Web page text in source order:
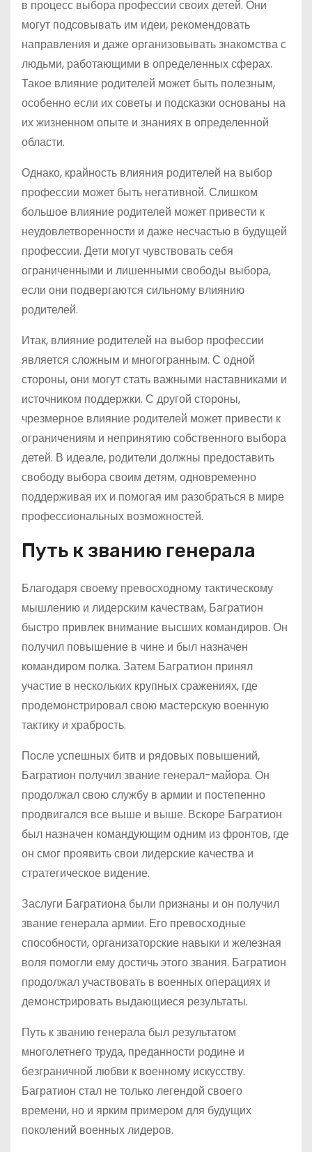
в процесс выбора профессии своих детей. Они
могут подсовывать им идеи, рекомендовать
направления и даже организовывать знакомства с
людьми, работающими в определенных сферах.
Такое влияние родителей может быть полезным,
особенно если их советы и подсказки основаны на
их жизненном опыте и знаниях в определенной
области.
Однако, крайность влияния родителей на выбор
профессии может быть негативной. Слишком
большое влияние родителей может привести к
неудовлетворенности и даже несчастью в будущей
профессии. Дети могут чувствовать себя
ограниченными и лишенными свободы выбора,
если они подвергаются сильному влиянию
родителей.
Итак, влияние родителей на выбор профессии
является сложным и многогранным. С одной
стороны, они могут стать важными наставниками и
источником поддержки. С другой стороны,
чрезмерное влияние родителей может привести к
ограничениям и непринятию собственного выбора
детей. В идеале, родители должны предоставить
свободу выбора своим детям, одновременно
поддерживая их и помогая им разобраться в мире
профессиональных возможностей.
Путь к званию генерала
Благодаря своему превосходному тактическому
мышлению и лидерским качествам, Багратион
быстро привлек внимание высших командиров. Он
получил повышение в чине и был назначен
командиром полка. Затем Багратион принял
участие в нескольких крупных сражениях, где
продемонстрировал свою мастерскую военную
тактику и храбрость.
После успешных битв и рядовых повышений,
Багратион получил звание генерал-майора. Он
продолжал свою службу в армии и постепенно
продвигался все выше и выше. Вскоре Багратион
был назначен командующим одним из фронтов, где
он смог проявить свои лидерские качества и
стратегическое видение.
Заслуги Багратиона были признаны и он получил
звание генерала армии. Его превосходные
способности, организаторские навыки и железная
воля помогли ему достичь этого звания. Багратион
продолжал участвовать в военных операциях и
демонстрировать выдающиеся результаты.
Путь к званию генерала был результатом
многолетнего труда, преданности родине и
безграничной любви к военному искусству.
Багратион стал не только легендой своего
времени, но и ярким примером для будущих
поколений военных лидеров.